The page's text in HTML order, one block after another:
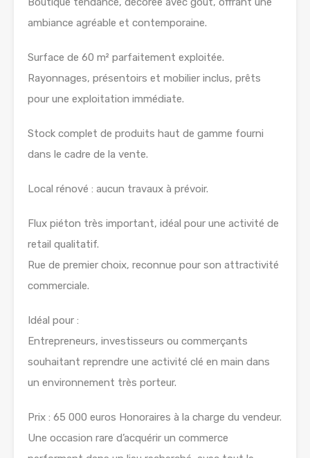
ambiance agréable et contemporaine.
Surface de 60 m² parfaitement exploitée.
Rayonnages, présentoirs et mobilier inclus, prêts
pour une exploitation immédiate.
Stock complet de produits haut de gamme fourni
dans le cadre de la vente.
Local rénové : aucun travaux à prévoir.
Flux piéton très important, idéal pour une activité de
retail qualitatif.
Rue de premier choix, reconnue pour son attractivité
commerciale.
Idéal pour :
Entrepreneurs, investisseurs ou commerçants
souhaitant reprendre une activité clé en main dans
un environnement très porteur.
Prix : 65 000 euros Honoraires à la charge du vendeur.
Une occasion rare d’acquérir un commerce